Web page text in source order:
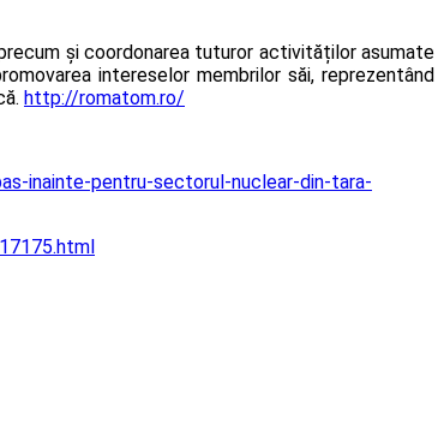
și coordonarea tuturor activităților asumate
intereselor membrilor săi, reprezentând
http://romatom.ro/
inainte-pentru-sectorul-nuclear-din-tara-